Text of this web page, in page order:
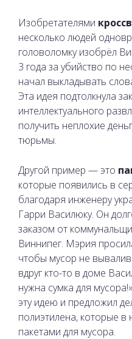
Изобретателями
несколько людей
головоломку изобрёл
3 года за убийство по
начал выкладывать
Эта идея подтолкнула
интеллектуального
получить неплохие
тюрьмы.
Другой пример — это
которые появились в
благодаря инженеру
Гарри Василюку. Он
заказом от
Виннипег. Мэрия
чтобы мусор не
вдруг кто-то в доме
нужна сумка для
эту идею и предложил
полиэтилена, которые
пакетами для мусора.